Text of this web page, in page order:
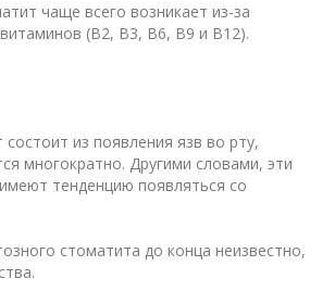
чаще всего возникает из-за
(B2, B3, B6, B9 и B12).
из появления язв во рту,
многократно. Другими словами, эти
тенденцию появляться со
стоматита до конца неизвестно,